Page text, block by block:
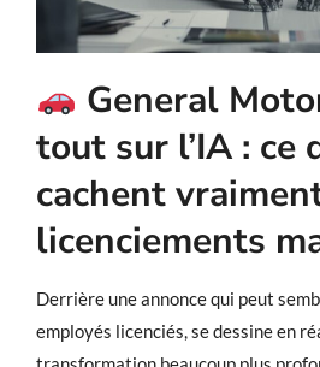
General
tout sur l’IA : ce
cachent
licenciements
Derrière une annonce qui peut
employés licenciés, se dessine en